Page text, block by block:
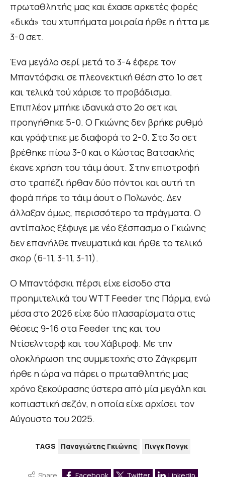
πρωταθλητής μας και έχασε αρκετές φορές
«δικά» του χτυπήματα μοιραία ήρθε η ήττα με
3-0 σετ.
Ένα μεγάλο σερί μετά το 3-4 έφερε τον
Μπαντόφσκι σε πλεονεκτική θέση στο 1ο σετ
και τελικά τού χάρισε το προβάδισμα.
Επιπλέον μπήκε ιδανικά στο 2ο σετ και
προηγήθηκε 5-0. Ο Γκιώνης δεν βρήκε ρυθμό
και γράφτηκε με διαφορά το 2-0. Στο 3ο σετ
βρέθηκε πίσω 3-0 και ο Κώστας Βατσακλής
έκανε χρήση του τάιμ άουτ. Στην επιστροφή
στο τραπέζι ήρθαν δύο πόντοι και αυτή τη
φορά πήρε το τάιμ άουτ ο Πολωνός. Δεν
άλλαξαν όμως, περισσότερο τα πράγματα. Ο
αντίπαλος ξέφυγε με νέο ξέσπασμα ο Γκιώνης
δεν επανήλθε πνευματικά και ήρθε το τελικό
σκορ (6-11, 3-11, 3-11).
Ο Μπαντόφσκι πέρσι είχε είσοδο στα
προημιτελικά του WTT Feeder της Πάρμα, ενώ
μέσα στο 2026 είχε δύο πλασαρίσματα στις
θέσεις 9-16 στα Feeder της και του
Ντίσελντορφ και του Χάβιροφ. Με την
ολοκλήρωση της συμμετοχής στο Ζάγκρεμπ
ήρθε η ώρα να πάρει ο πρωταθλητής μας
χρόνο ξεκούρασης ύστερα από μία μεγάλη και
κοπιαστική σεζόν, η οποία είχε αρχίσει τον
Αύγουστο του 2025.
TAGS Παναγιώτης Γκιώνης Πινγκ Πονγκ